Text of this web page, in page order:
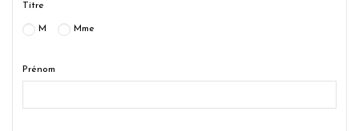
Titre
M Mme
Prénom